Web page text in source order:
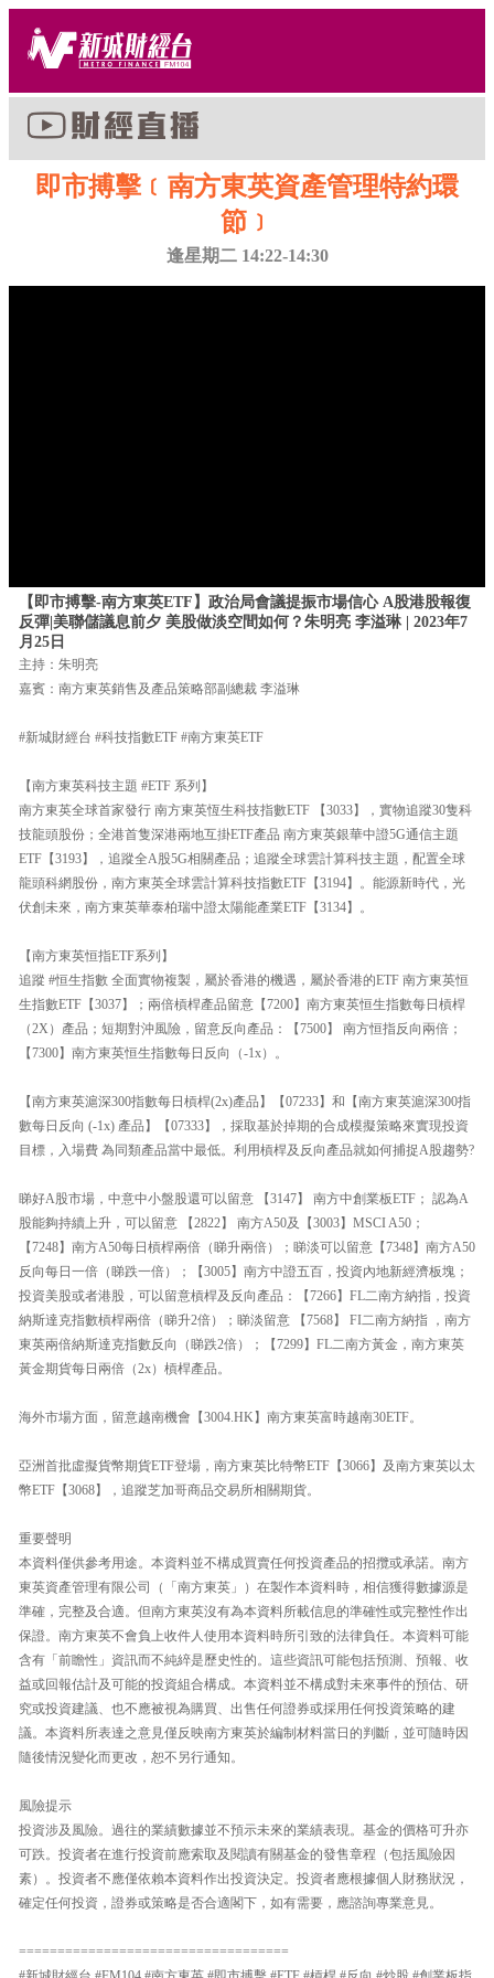
即市搏擊﹝南方東英資產管理特約環
節﹞
逢星期二 14:22-14:30
【即市搏擊-南方東英ETF】政治局會議提振市場信心 A股港股報復
反彈|美聯儲議息前夕 美股做淡空間如何？朱明亮 李溢琳 | 2023年7
月25日
主持：朱明亮
嘉賓：南方東英銷售及產品策略部副總裁 李溢琳
#新城財經台 #科技指數ETF #南方東英ETF
【南方東英科技主題 #ETF 系列】
南方東英全球首家發行 南方東英恆生科技指數ETF 【3033】，實物追蹤30隻科
技龍頭股份；全港首隻深港兩地互掛ETF產品 南方東英銀華中證5G通信主題
ETF【3193】，追蹤全A股5G相關產品；追蹤全球雲計算科技主題，配置全球
龍頭科網股份，南方東英全球雲計算科技指數ETF【3194】。能源新時代，光
伏創未來，南方東英華泰柏瑞中證太陽能產業ETF【3134】。
【南方東英恒指ETF系列】
追蹤 #恒生指數 全面實物複製，屬於香港的機遇，屬於香港的ETF 南方東英恒
生指數ETF【3037】；兩倍槓桿產品留意【7200】南方東英恒生指數每日槓桿
（2X）產品；短期對沖風險，留意反向產品：【7500】 南方恒指反向兩倍；
【7300】南方東英恒生指數每日反向（-1x）。
【南方東英滬深300指數每日槓桿(2x)產品】【07233】和【南方東英滬深300指
數每日反向 (-1x) 產品】【07333】，採取基於掉期的合成模擬策略來實現投資
目標，入場費 為同類產品當中最低。利用槓桿及反向產品就如何捕捉A股趨勢?
睇好A股市場，中意中小盤股還可以留意 【3147】 南方中創業板ETF； 認為A
股能夠持續上升，可以留意 【2822】 南方A50及【3003】MSCI A50；
【7248】南方A50每日槓桿兩倍（睇升兩倍）；睇淡可以留意【7348】南方A50
反向每日一倍（睇跌一倍）；【3005】南方中證五百，投資內地新經濟板塊；
投資美股或者港股，可以留意槓桿及反向產品：【7266】FL二南方納指，投資
納斯達克指數槓桿兩倍（睇升2倍）；睇淡留意 【7568】 FI二南方納指 ，南方
東英兩倍納斯達克指數反向（睇跌2倍）；【7299】FL二南方黃金，南方東英
黃金期貨每日兩倍（2x）槓桿產品。
海外市場方面，留意越南機會【3004.HK】南方東英富時越南30ETF。
亞洲首批虛擬貨幣期貨ETF登場，南方東英比特幣ETF【3066】及南方東英以太
幣ETF【3068】，追蹤芝加哥商品交易所相關期貨。
重要聲明
本資料僅供參考用途。本資料並不構成買賣任何投資產品的招攬或承諾。南方
東英資產管理有限公司（「南方東英」）在製作本資料時，相信獲得數據源是
準確，完整及合適。但南方東英沒有為本資料所載信息的準確性或完整性作出
保證。南方東英不會負上收件人使用本資料時所引致的法律負任。本資料可能
含有「前瞻性」資訊而不純綷是歷史性的。這些資訊可能包括預測、預報、收
益或回報估計及可能的投資組合構成。本資料並不構成對未來事件的預估、研
究或投資建議、也不應被視為購買、出售任何證券或採用任何投資策略的建
議。本資料所表達之意見僅反映南方東英於編制材料當日的判斷，並可隨時因
隨後情況變化而更改，恕不另行通知。
風險提示
投資涉及風險。過往的業績數據並不預示未來的業績表現。基金的價格可升亦
可跌。投資者在進行投資前應索取及閱讀有關基金的發售章程（包括風險因
素）。投資者不應僅依賴本資料作出投資決定。投資者應根據個人財務狀況，
確定任何投資，證券或策略是否合適閣下，如有需要，應諮詢專業意見。
===================================